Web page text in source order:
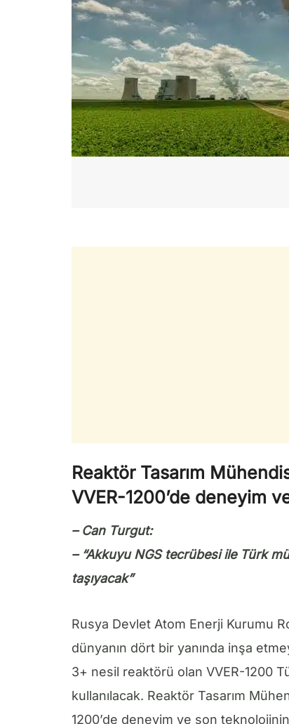
Reaktör Tasarım
VVER-1200’de deneyim
– Can Turgut:
– “Akkuyu NGS tecrübesi ile Türk
taşıyacak”
Rusya Devlet Atom Enerji Kurumu
dünyanın dört bir yanında inşa
3+ nesil reaktörü olan VVER-1200
kullanılacak. Reaktör Tasarım
1200’de deneyim ve son